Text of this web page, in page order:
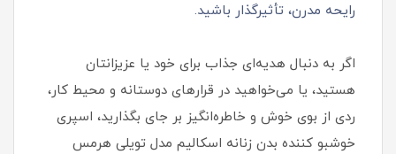
رایحه مدرن، تأثیرگذار باشید.
اگر به دنبال هدیه‌ای جذاب برای خود یا عزیزانتان
هستید، یا می‌خواهید در قرارهای دوستانه و محیط کار،
ردی از بوی خوش و خاطره‌انگیز بر جای بگذارید، اسپری
خوشبو کننده بدن زنانه اسکالیم مدل تویلی هرمس